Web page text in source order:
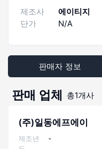
제조사
에이티지
단가
N/A
판매자 정보
판매 업체 총1개사
(주)일동에프에이
제조년
-